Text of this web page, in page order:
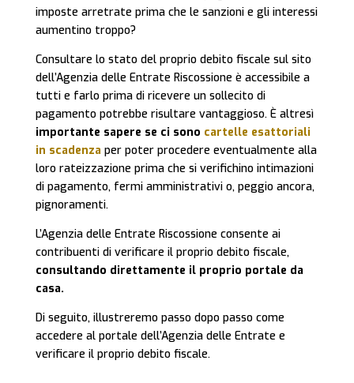
imposte arretrate prima che le sanzioni e gli interessi
aumentino troppo?
Consultare lo stato del proprio debito fiscale sul sito
dell’Agenzia delle Entrate Riscossione è accessibile a
tutti e farlo prima di ricevere un sollecito di
pagamento potrebbe risultare vantaggioso. È altresì
importante sapere se ci sono cartelle esattoriali
in scadenza per poter procedere eventualmente alla
loro rateizzazione prima che si verifichino intimazioni
di pagamento, fermi amministrativi o, peggio ancora,
pignoramenti.
L’Agenzia delle Entrate Riscossione consente ai
contribuenti di verificare il proprio debito fiscale,
consultando direttamente il proprio portale da
casa.
Di seguito, illustreremo passo dopo passo come
accedere al portale dell’Agenzia delle Entrate e
verificare il proprio debito fiscale.